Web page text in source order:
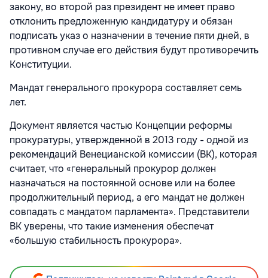
закону, во второй раз президент не имеет право
отклонить предложенную кандидатуру и обязан
подписать указ о назначении в течение пяти дней, в
противном случае его действия будут противоречить
Конституции.
Мандат генерального прокурора составляет семь
лет.
Документ является частью Концепции реформы
прокуратуры, утвержденной в 2013 году - одной из
рекомендаций Венецианской комиссии (ВК), которая
считает, что «генеральный прокурор должен
назначаться на постоянной основе или на более
продолжительный период, а его мандат не должен
совпадать с мандатом парламента». Представители
ВК уверены, что такие изменения обеспечат
«большую стабильность прокурора».